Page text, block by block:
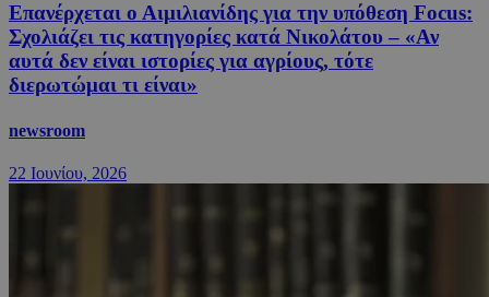
Επανέρχεται ο Αιμιλιανίδης για την υπόθεση Focus:
Σχολιάζει τις κατηγορίες κατά Νικολάτου – «Αν
αυτά δεν είναι ιστορίες για αγρίους, τότε
διερωτώμαι τι είναι»
newsroom
22 Ιουνίου, 2026